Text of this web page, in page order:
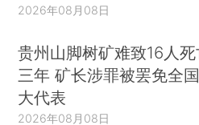
2026年08月08日
贵州山脚树矿难致16人
三年 矿长涉罪被罢免全
大代表
2026年08月08日